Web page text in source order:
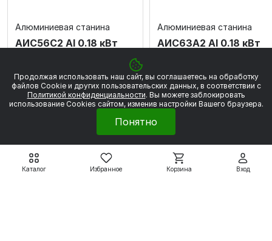
Каталог Избранное Корзина Вход
Алюминиевая станина
АИС56C2 Al 0.18 кВт
3 517 ₽
3 908 ₽
Подробнее
Алюминиевая станина
АИС63А2 Al 0.18 кВт
3 500 ₽
3 889 ₽
Подробнее
Электродвигатели
Продолжая использовать наш сайт, вы соглашаетесь на обработку
файлов Сookie и других пользовательских данных, в соответствии с
Политикой конфиденциальности. Вы можете заблокировать
использование Cookies сайтом, изменив настройки Вашего браузера.
Понятно